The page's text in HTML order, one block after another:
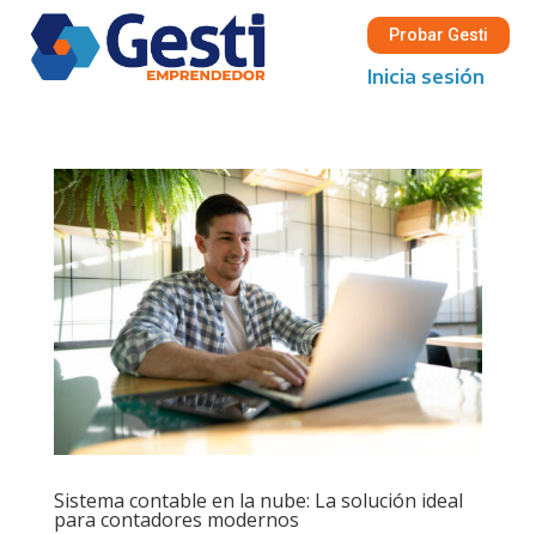
Probar Gesti
Inicia sesión
Sistema contable en la nube: La solución ideal
para contadores modernos